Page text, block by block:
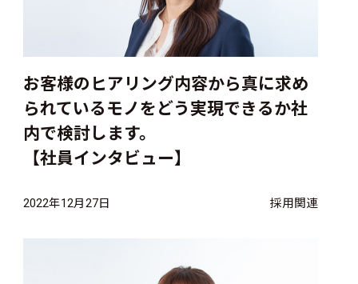
お客様のヒアリング内容から真に求め
られているモノをどう実現できるか社
内で検討します。
【社員インタビュー】
2022年12月27日 採用関連